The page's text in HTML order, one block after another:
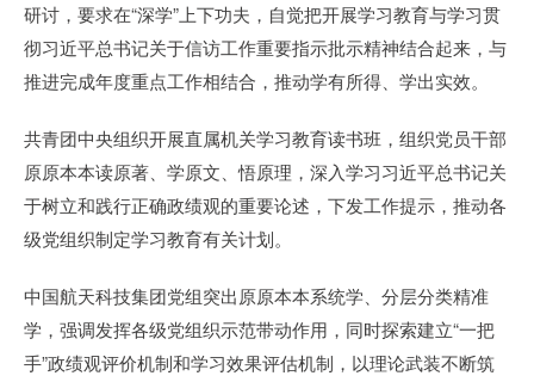
研讨，要求在“深学”上下功夫，自觉把开展学习教育与学习贯
彻习近平总书记关于信访工作重要指示批示精神结合起来，与
推进完成年度重点工作相结合，推动学有所得、学出实效。
共青团中央组织开展直属机关学习教育读书班，组织党员干部
原原本本读原著、学原文、悟原理，深入学习习近平总书记关
于树立和践行正确政绩观的重要论述，下发工作提示，推动各
级党组织制定学习教育有关计划。
中国航天科技集团党组突出原原本本系统学、分层分类精准
学，强调发挥各级党组织示范带动作用，同时探索建立“一把
手”政绩观评价机制和学习效果评估机制，以理论武装不断筑